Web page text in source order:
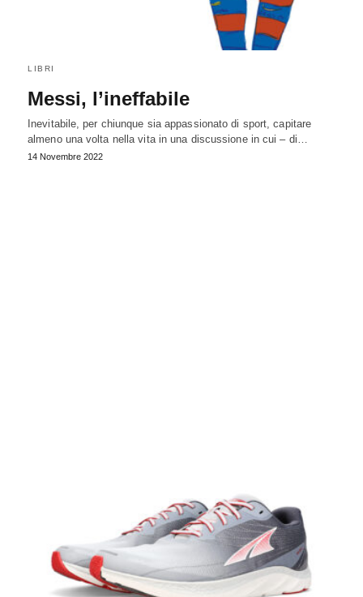
LIBRI
Messi, l’ineffabile
Inevitabile, per chiunque sia appassionato di sport, capitare
almeno una volta nella vita in una discussione in cui – di…
14 Novembre 2022